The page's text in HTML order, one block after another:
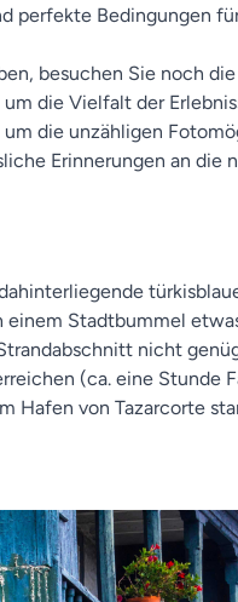
Bedingungen
besuchen Sie noch
die Vielfalt der
die unzähligen
Erinnerungen an
Stadtbummel
nicht
(ca. eine Stunde
Hafen von Tazarcorte